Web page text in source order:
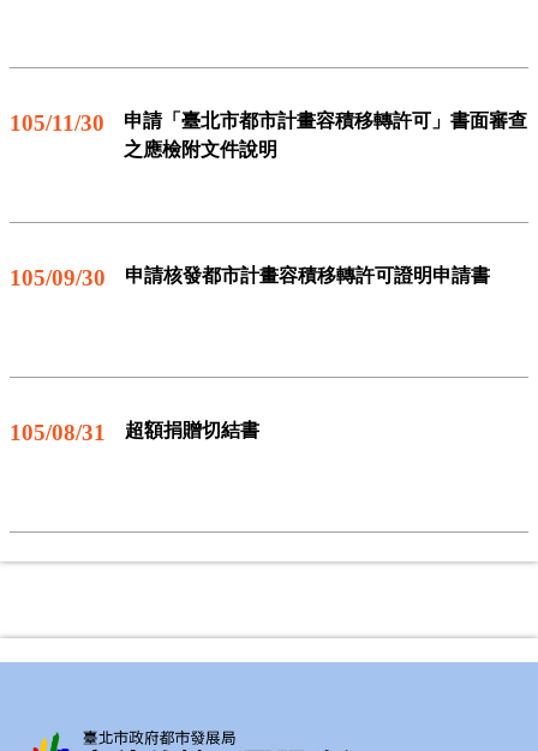
105/11/30
申請「臺北市都市計畫容積移轉許可」書面審查
之應檢附文件說明
105/09/30 申請核發都市計畫容積移轉許可證明申請書
105/08/31 超額捐贈切結書